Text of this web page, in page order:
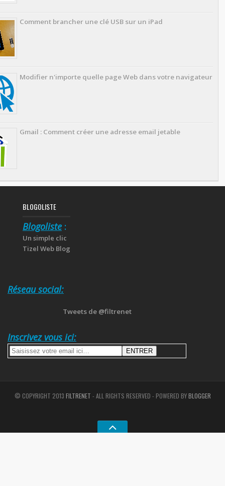
Comment brancher une clé USB sur un iPad
Modifier n'importe quelle page Web dans votre navigateur
Gmail : Comment créer une adresse email jetable
BLOGOLISTE
Blogoliste :
Un simple clic
Tizel Web Blog
Réseau social:
Tweets de @filtrenet
Inscrivez vous ici:
© COPYRIGHT 2013 FILTRENET - ALL RIGHTS RESERVED - POWERED BYBLOGGER